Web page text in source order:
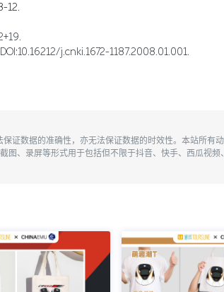
12.
j.cnki.1672-1187.2008.01.001.
证数据的准确性，亦无法保证数据的时效性。本站所有
、录屏等形式用于包括但不限于抖音、快手、西瓜视频